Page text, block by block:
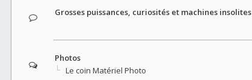
Grosses puissances, curiosités et machines insolites
Photos
Le coin Matériel Photo